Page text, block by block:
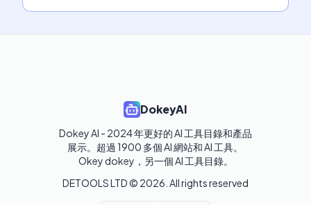
DokeyAI
Dokey AI - 2024 年更好的 AI 工具目錄和產品
展示。超過 1900 多個 AI 網站和 AI 工具。
Okey dokey，另一個 AI 工具目錄。
DETOOLS LTD © 2026 . All rights reserved